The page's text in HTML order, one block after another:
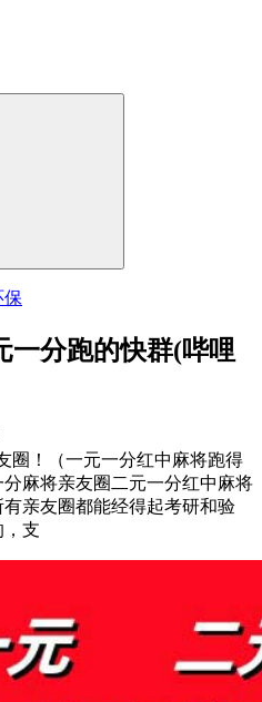
保
一分跑的快群(哔哩
圈！（一元一分红中麻将跑得
麻将亲友圈二元一分红中麻将
亲友圈都能经得起考研和验
支